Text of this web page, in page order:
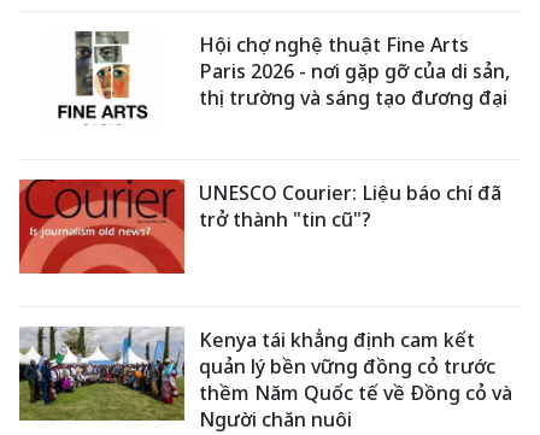
Hội chợ nghệ thuật Fine Arts
Paris 2026 - nơi gặp gỡ của di sản,
thị trường và sáng tạo đương đại
UNESCO Courier: Liệu báo chí đã
trở thành "tin cũ"?
Kenya tái khẳng định cam kết
quản lý bền vững đồng cỏ trước
thềm Năm Quốc tế về Đồng cỏ và
Người chăn nuôi